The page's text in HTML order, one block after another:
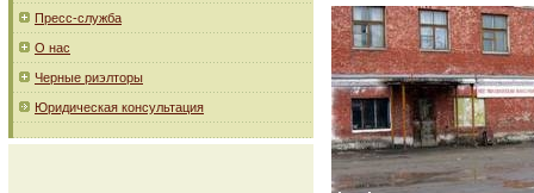
Пресс-служба
О нас
Черные риэлторы
Юридическая консультация